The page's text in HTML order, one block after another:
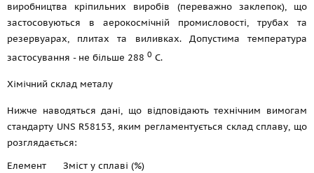
виробництва кріпильних виробів (переважно заклепок), що
застосовуються в аерокосмічній промисловості, трубах та
резервуарах, плитах та виливках. Допустима температура
застосування - не більше 288 0 С.
Хімічний склад металу
Нижче наводяться дані, що відповідають технічним вимогам
стандарту UNS R58153, яким регламентується склад сплаву, що
розглядається:
Елемент
Зміст у сплаві (%)